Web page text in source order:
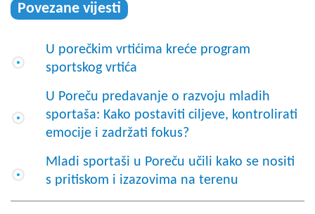
Povezane vijesti
U porečkim vrtićima kreće program
sportskog vrtića
U Poreču predavanje o razvoju mladih
sportaša: Kako postaviti ciljeve, kontrolirati
emocije i zadržati fokus?
Mladi sportaši u Poreču učili kako se nositi
s pritiskom i izazovima na terenu